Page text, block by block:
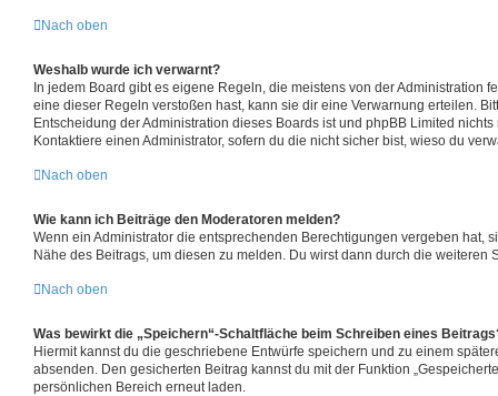
Nach oben
Weshalb wurde ich verwarnt?
In jedem Board gibt es eigene Regeln, die meistens von der Administration
eine dieser Regeln verstoßen hast, kann sie dir eine Verwarnung erteilen.
Entscheidung der Administration dieses Boards ist und phpBB Limited
Kontaktiere einen Administrator, sofern du die nicht sicher bist, wieso du
Nach oben
Wie kann ich Beiträge den Moderatoren melden?
Wenn ein Administrator die entsprechenden Berechtigungen vergeben hat,
Nähe des Beitrags, um diesen zu melden. Du wirst dann durch die weiteren
Nach oben
Was bewirkt die „Speichern“-Schaltfläche beim Schreiben eines
Hiermit kannst du die geschriebene Entwürfe speichern und zu einem
absenden. Den gesicherten Beitrag kannst du mit der Funktion
persönlichen Bereich erneut laden.